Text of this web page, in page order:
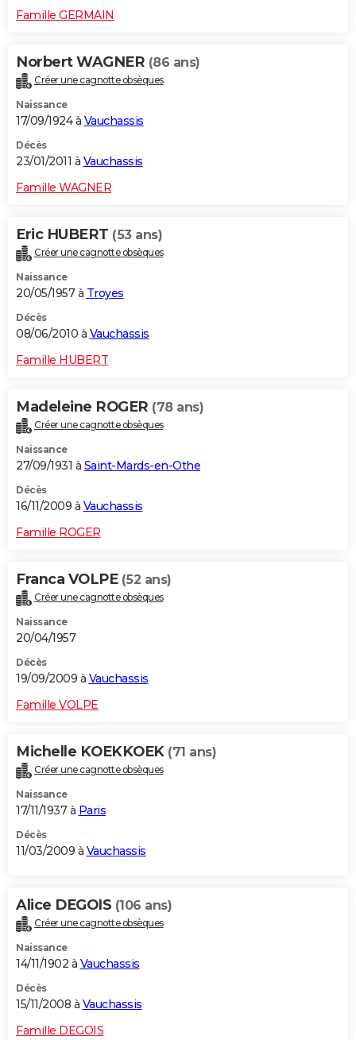
Famille GERMAIN
Norbert WAGNER (86 ans)
Créer une cagnotte obsèques
Naissance
17/09/1924 à Vauchassis
Décès
23/01/2011 à Vauchassis
Famille WAGNER
Eric HUBERT (53 ans)
Créer une cagnotte obsèques
Naissance
20/05/1957 à Troyes
Décès
08/06/2010 à Vauchassis
Famille HUBERT
Madeleine ROGER (78 ans)
Créer une cagnotte obsèques
Naissance
27/09/1931 à Saint-Mards-en-Othe
Décès
16/11/2009 à Vauchassis
Famille ROGER
Franca VOLPE (52 ans)
Créer une cagnotte obsèques
Naissance
20/04/1957
Décès
19/09/2009 à Vauchassis
Famille VOLPE
Michelle KOEKKOEK (71 ans)
Créer une cagnotte obsèques
Naissance
17/11/1937 à Paris
Décès
11/03/2009 à Vauchassis
Alice DEGOIS (106 ans)
Créer une cagnotte obsèques
Naissance
14/11/1902 à Vauchassis
Décès
15/11/2008 à Vauchassis
Famille DEGOIS